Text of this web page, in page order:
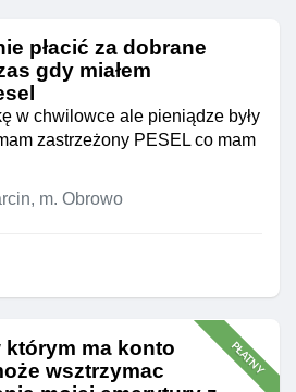
płacić za dobrane
gdy miałem
w chwilowce ale pieniądze były
zastrzeżony PESEL co mam
m. Obrowo
PŁATNY
którym ma konto
wsztrzymac